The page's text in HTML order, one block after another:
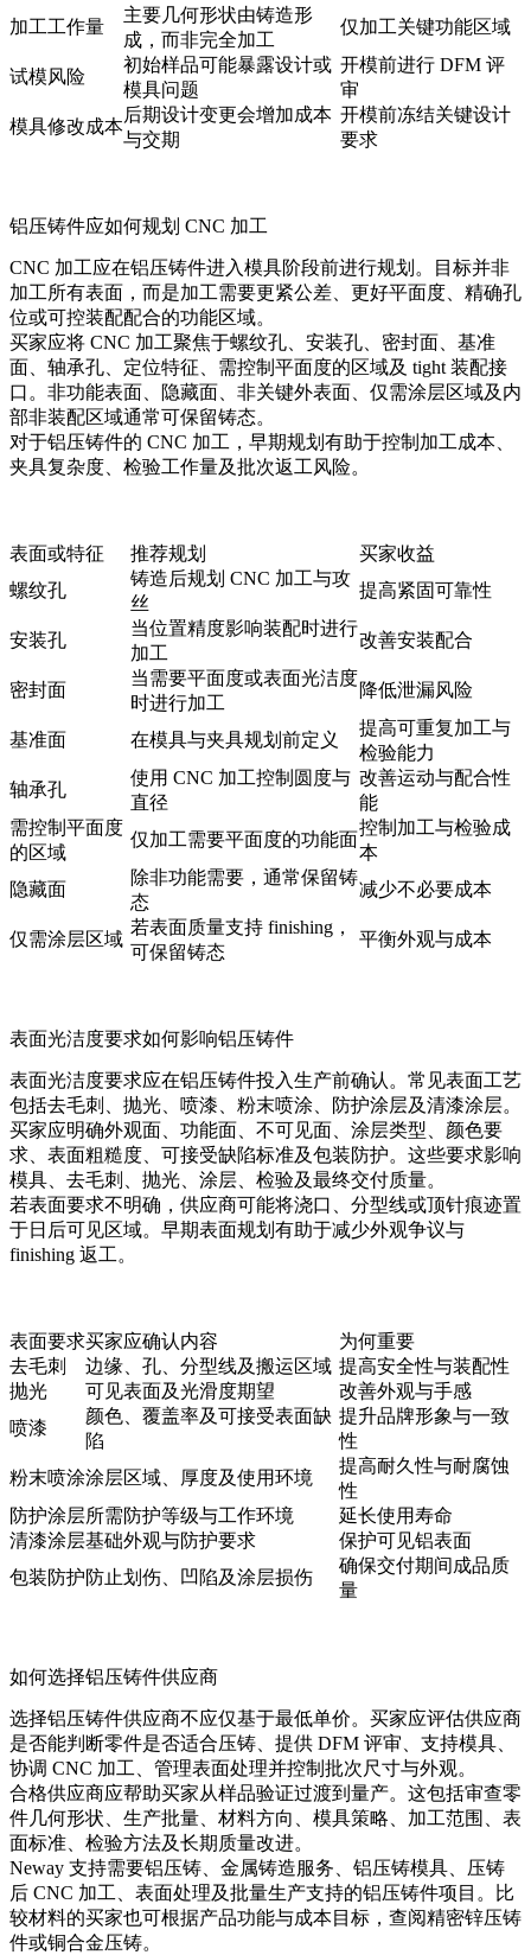
加工工作量
主要几何形状由铸造形
成，而非完全加工
仅加工关键功能区域
试模风险
初始样品可能暴露设计或
模具问题
开模前进行 DFM 评
审
模具修改成本
后期设计变更会增加成本
与交期
开模前冻结关键设计
要求
铝压铸件应如何规划 CNC 加工
CNC 加工应在铝压铸件进入模具阶段前进行规划。目标并非
加工所有表面，而是加工需要更紧公差、更好平面度、精确孔
位或可控装配配合的功能区域。
买家应将 CNC 加工聚焦于螺纹孔、安装孔、密封面、基准
面、轴承孔、定位特征、需控制平面度的区域及 tight 装配接
口。非功能表面、隐藏面、非关键外表面、仅需涂层区域及内
部非装配区域通常可保留铸态。
对于铝压铸件的 CNC 加工 ，早期规划有助于控制加工成本、
夹具复杂度、检验工作量及批次返工风险。
表面或特征 推荐规划
买家收益
螺纹孔
铸造后规划 CNC 加工与攻
丝
提高紧固可靠性
安装孔
当位置精度影响装配时进行
加工
改善安装配合
密封面
当需要平面度或表面光洁度
时进行加工
降低泄漏风险
基准面 在模具与夹具规划前定义
提高可重复加工与
检验能力
轴承孔
使用 CNC 加工控制圆度与
直径
改善运动与配合性
能
需控制平面度
的区域
仅加工需要平面度的功能面
控制加工与检验成
本
隐藏面
除非功能需要，通常保留铸
态
减少不必要成本
仅需涂层区域
若表面质量支持 finishing，
可保留铸态
平衡外观与成本
表面光洁度要求如何影响铝压铸件
表面光洁度要求应在铝压铸件投入生产前确认。常见表面工艺
包括去毛刺、抛光、喷漆、粉末喷涂、防护涂层及清漆涂层。
买家应明确外观面、功能面、不可见面、涂层类型、颜色要
求、表面粗糙度、可接受缺陷标准及包装防护。这些要求影响
模具、去毛刺、抛光、涂层、检验及最终交付质量。
若表面要求不明确，供应商可能将浇口、分型线或顶针痕迹置
于日后可见区域。早期表面规划有助于减少外观争议与
finishing 返工。
表面要求买家应确认内容
为何重要
去毛刺
边缘、孔、分型线及搬运区域 提高安全性与装配性
抛光
可见表面及光滑度期望
改善外观与手感
喷漆
颜色、覆盖率及可接受表面缺
陷
提升品牌形象与一致
性
粉末喷涂涂层区域、厚度及使用环境
提高耐久性与耐腐蚀
性
防护涂层所需防护等级与工作环境
延长使用寿命
清漆涂层基础外观与防护要求
保护可见铝表面
包装防护防止划伤、凹陷及涂层损伤
确保交付期间成品质
量
如何选择铝压铸件供应商
选择铝压铸件供应商不应仅基于最低单价。买家应评估供应商
是否能判断零件是否适合压铸、提供 DFM 评审、支持模具、
协调 CNC 加工、管理表面处理并控制批次尺寸与外观。
合格供应商应帮助买家从样品验证过渡到量产。这包括审查零
件几何形状、生产批量、材料方向、模具策略、加工范围、表
面标准、检验方法及长期质量改进。
Neway 支持需要铝压铸、 金属铸造服务、铝压铸模具、压铸
后 CNC 加工、表面处理及批量生产支持的铝压铸件项目。比
较材料的买家也可根据产品功能与成本目标，查阅精密锌压铸
件或铜合金压铸。